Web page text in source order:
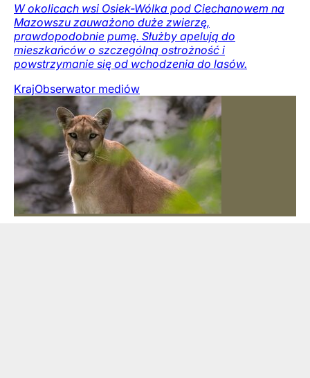
W okolicach wsi Osiek-Wólka pod Ciechanowem na
Mazowszu zauważono duże zwierzę,
prawdopodobnie pumę. Służby apelują do
mieszkańców o szczególną ostrożność i
powstrzymanie się od wchodzenia do lasów.
KrajObserwator mediów